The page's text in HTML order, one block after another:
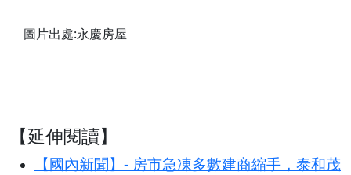
圖片出處:永慶房屋
【延伸閱讀】
【國內新聞】- 房市急凍多數建商縮手，泰和茂